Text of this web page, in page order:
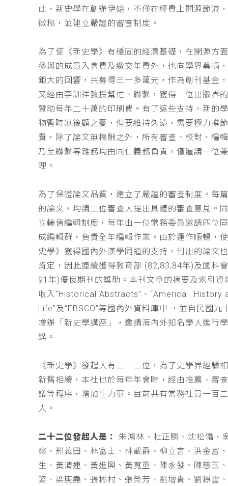
此，新史學在創辦伊始，不僅在經費上開源節流
徵稿，並建立嚴謹的審查制度。
為了使《新史學》有穩固的經濟基礎，在開源方
參與的成員入會費及繳交年費外，也向學界募捐
鉅大的回響，共募得三十多萬元，作為創刊基金
又經由李訓祥教授幫忙、聯繫，獲得一位出版界
贊助每年二十萬的印刷費。有了這些支持，新的
物暫時無後顧之憂，但要維持久遠，需要極力撙
費，除了論文無稿酬之外，所有審查、校對、編
乃至聯繫等雜務均由同仁義務負責，僅雇請一位
理。
為了保證論文品質，建立了嚴謹的審查制度。每
的論文，均請二位審查人提出具體的審查意見。
立輪值編輯制度，每年由一位常務委員邀請四位
成編輯群，負責全年編輯作業。由於運作順暢，
史學》獲得國內外漢學同道的支持，刊出的論文
肯定，因此連續獲得教育部 (82,83,84年)及國科
91年)優良期刊的獎助。本刊文章的摘要及索引資
收入“Historical Abstracts”、“America : History
Life”及“EBSCO”等國內外資料庫中 ，並自民國九
增辦「新史學講座」，邀請海內外知名學人進行
講。
《新史學》發起人有二十二位，為了史學界經驗
新舊相續，本社也於每年年會時，經由推薦、審
議等程序，增加生力軍。目前共有常務社員一百
人。
二十二位發起人是：
朱鴻林、杜正勝、沈松僑、
察、邢義田、林富士、林載爵、柳立言、洪金富
生、黃清連、黃進興、黃寬重、陳永發、陳慈玉
姿、梁庚堯、張彬村、張榮芳、劉增貴、劉錚雲